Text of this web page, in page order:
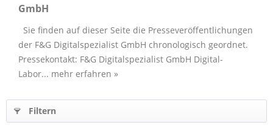
GmbH
Sie finden auf dieser Seite die Presseveröffentlichungen
der F&G Digitalspezialist GmbH chronologisch geordnet.
Pressekontakt: F&G Digitalspezialist GmbH Digital-
Labor... mehr erfahren »
Filtern